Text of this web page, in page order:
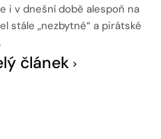
i v dnešní době alespoň na
stále „nezbytné“ a pirátské
článek